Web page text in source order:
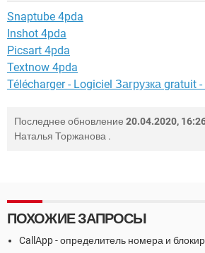
Snaptube 4pda
Inshot 4pda
Picsart 4pda
Textnow 4pda
Télécharger - Logiciel Загрузка gratuit -
Последнее обновление 20.04.2020,
Наталья Торжанова .
ПОХОЖИЕ ЗАПРОСЫ
CallApp - определитель номера и